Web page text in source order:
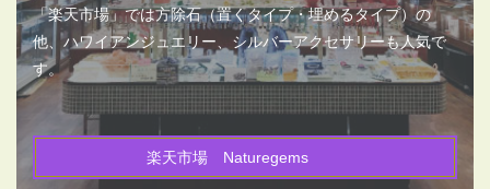
「楽天市場」では方除石（置くタイプ・埋めるタイプ）の
他、ハワイアンジュエリー、シルバーアクセサリーも人気で
す。
楽天市場 Naturegems